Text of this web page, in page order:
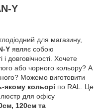
Y
для магазину,
Y являє собою
довговічності. Хочете
або чорного кольору? А
Можемо виготовити
якому кольорі по RAL. Це
люстр для офісу
120см та